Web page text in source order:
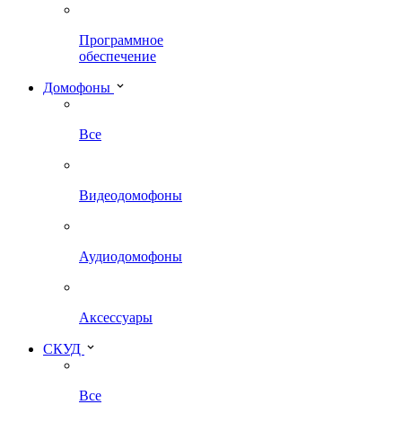
Программное
обеспечение
Домофоны
Все
Видеодомофоны
Аудиодомофоны
Аксессуары
СКУД
Все